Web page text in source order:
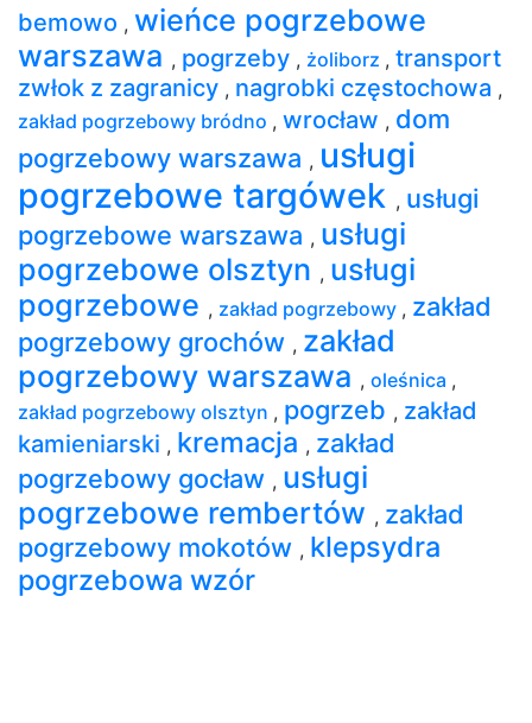
bemowo , wieńce pogrzebowe
warszawa , pogrzeby , żoliborz , transport
zwłok z zagranicy , nagrobki częstochowa ,
zakład pogrzebowy bródno , wrocław , dom
pogrzebowy warszawa , usługi
pogrzebowe targówek , usługi
pogrzebowe warszawa , usługi
pogrzebowe olsztyn , usługi
pogrzebowe , zakład pogrzebowy , zakład
pogrzebowy grochów , zakład
pogrzebowy warszawa , oleśnica ,
zakład pogrzebowy olsztyn , pogrzeb , zakład
kamieniarski , kremacja , zakład
pogrzebowy gocław , usługi
pogrzebowe rembertów , zakład
pogrzebowy mokotów , klepsydra
pogrzebowa wzór